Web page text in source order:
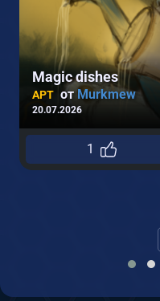
Magic dishes
АРТ от Murkmew
20.07.2026
1